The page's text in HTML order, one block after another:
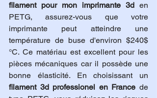
filament pour mon imprimante 3d en
PETG, assurez-vous que votre
imprimante peut atteindre une
température de buse d'environ $240$
°C. Ce matériau est excellent pour les
pièces mécaniques car il possède une
filament 3d professionel en France de